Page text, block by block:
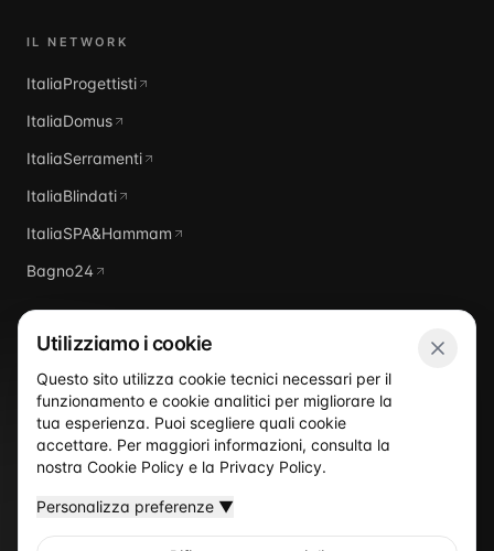
IL NETWORK
ItaliaProgettisti
ItaliaDomus
ItaliaSerramenti
ItaliaBlindati
ItaliaSPA&Hammam
Bagno24
ItaliaPiscine
Utilizziamo i cookie
Questo sito utilizza cookie tecnici necessari per il
funzionamento e cookie analitici per migliorare la
tua esperienza. Puoi scegliere quali cookie
accettare. Per maggiori informazioni, consulta la
nostra Cookie Policy e la Privacy Policy.
Personalizza preferenze ▼